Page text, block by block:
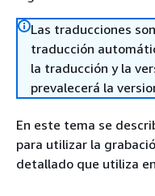
Las traducciones
traducción
la traducción y la
prevalecerá la
En este tema se
para utilizar la
detallado que utiliza